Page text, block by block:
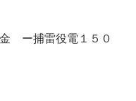
ー捕雷役電１５０